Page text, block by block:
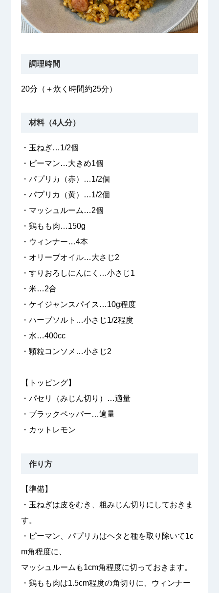
調理時間
20分（＋炊く時間約25分）
材料（4人分）
・玉ねぎ…1/2個
・ピーマン…大きめ1個
・パプリカ（赤）…1/2個
・パプリカ（黄）…1/2個
・マッシュルーム…2個
・鶏もも肉…150g
・ウィンナー…4本
・オリーブオイル…大さじ2
・すりおろしにんにく…小さじ1
・米…2合
・ケイジャンスパイス…10g程度
・ハーブソルト…小さじ1/2程度
・水…400cc
・顆粒コンソメ…小さじ2
【トッピング】
・パセリ（みじん切り）…適量
・ブラックペッパー…適量
・カットレモン
作り方
【準備】
・玉ねぎは皮をむき、粗みじん切りにしておきま
す。
・ピーマン、パプリカはヘタと種を取り除いて1c
m角程度に、
マッシュルームも1cm角程度に切っておきます。
・鶏もも肉は1.5cm程度の角切りに、ウィンナー